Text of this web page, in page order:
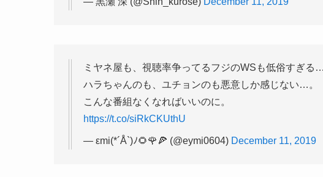
ミヤネ屋も、視聴率争ってるフジのWSも低俗すぎる…
ハラちゃんのも、ユチョンのも悪意しか感じない…。
こんな番組なくなればいいのに。
https://t.co/siRkCKUthU
— εmi(*´Å`)ﾉ🌻🌹🍕 (@eymi0604) December 11, 2019